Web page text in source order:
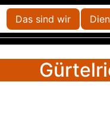
Das sind wir